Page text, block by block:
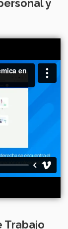
y
Trabajo